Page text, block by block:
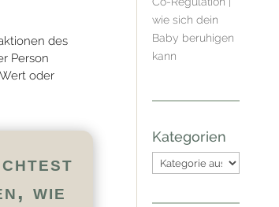
des
Person
oder
wie
wie sich dein
Baby beruhigen
kann
Kategorien
Kategorien